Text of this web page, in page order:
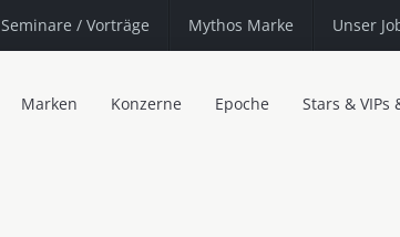
Seminare / Vorträge Mythos Marke Unser
Marken Konzerne Epoche Stars & VIPs